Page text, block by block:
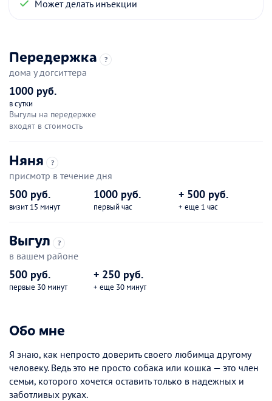
Может делать инъекции
Передержка ?
дома у догситтера
1000 руб.
в сутки
Выгулы на передержке
входят в стоимость
Няня ?
присмотр в течение дня
500 руб.
визит 15 минут
1000 руб.
первый час
+ 500 руб.
+ еще 1 час
Выгул ?
в вашем районе
500 руб.
первые 30 минут
+ 250 руб.
+ еще 30 минут
Обо мне
Я знаю, как непросто доверить своего любимца другому
человеку. Ведь это не просто собака или кошка — это член
семьи, которого хочется оставить только в надежных и
заботливых руках.